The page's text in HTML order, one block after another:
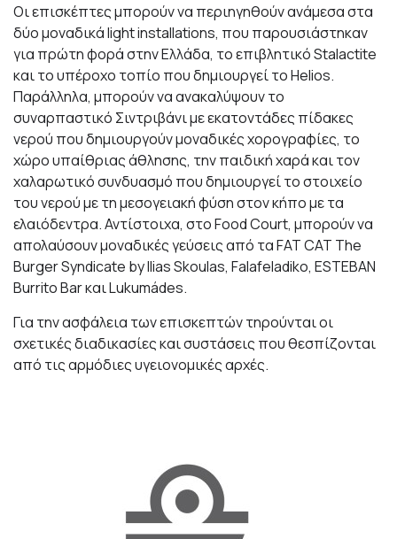
Oι επισκέπτες μπορούν να περιηγηθούν ανάμεσα στα
δύο μοναδικά light installations, που παρουσιάστηκαν
για πρώτη φορά στην Ελλάδα, το επιβλητικό Stalactite
και το υπέροχο τοπίο που δημιουργεί το Helios.
Παράλληλα, μπορούν να ανακαλύψουν το
συναρπαστικό Σιντριβάνι με εκατοντάδες πίδακες
νερού που δημιουργούν μοναδικές χορογραφίες, το
χώρο υπαίθριας άθλησης, την παιδική χαρά και τον
χαλαρωτικό συνδυασμό που δημιουργεί το στοιχείο
του νερού με τη μεσογειακή φύση στον κήπο με τα
ελαιόδεντρα. Αντίστοιχα, στο Food Court, μπορούν να
απολαύσουν μοναδικές γεύσεις από τα FAT CAT The
Burger Syndicate by Ilias Skoulas, Falafeladiko, ESTEBAN
Burrito Bar και Lukumádes.
Για την ασφάλεια των επισκεπτών τηρούνται οι
σχετικές διαδικασίες και συστάσεις που θεσπίζονται
από τις αρμόδιες υγειονομικές αρχές.